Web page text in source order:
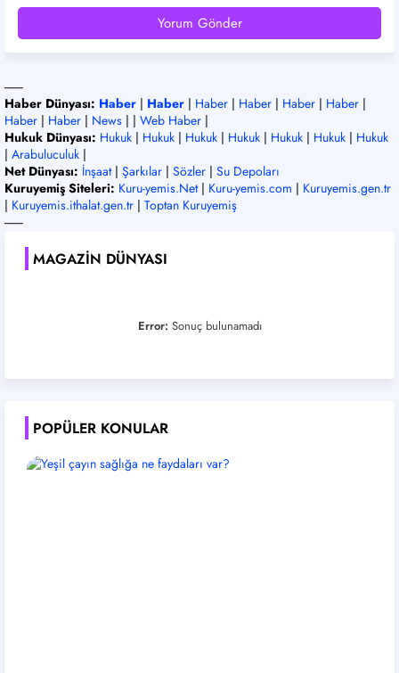
Yorum Gönder
-------
Haber Dünyası: Haber | Haber | Haber | Haber | Haber | Haber |
Haber | Haber | News | | Web Haber |
Hukuk Dünyası: Hukuk | Hukuk | Hukuk | Hukuk | Hukuk | Hukuk | Hukuk
| Arabuluculuk |
Net Dünyası: İnşaat| Şarkılar | Sözler | Su Depoları
Kuruyemiş Siteleri: Kuru-yemis.Net| Kuru-yemis.com | Kuruyemis.gen.tr
| Kuruyemis.ithalat.gen.tr | Toptan Kuruyemiş
-------
MAGAZIN DÜNYASI
Error: Sonuç bulunamadı
POPÜLER KONULAR